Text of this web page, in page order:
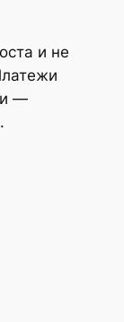
и не
—